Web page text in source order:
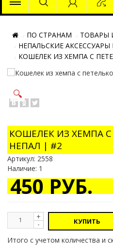
ПО СТРАНАМ
ТОВАРЫ
НЕПАЛЬСКИЕ АКСЕССУАРЫ
КОШЕЛЕК ИЗ ХЕМПА С
🔍
КОШЕЛЕК ИЗ ХЕМПА
НЕПАЛ | #2
Артикул: 2558
Наличие: 1
450 РУБ.
+
- КУПИТЬ
Итого с учетом количества и